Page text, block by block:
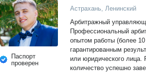
Паспорт
проверен
Астрахань, Ленинский
Арбитражный
Профессиональный
опытом работы (более 10
гарантированным
или юридического лица.
количество успешно